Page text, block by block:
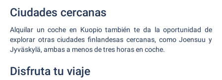
Ciudades cercanas
Alquilar un coche en Kuopio también te da la oportunidad de
explorar otras ciudades finlandesas cercanas, como Joensuu y
Jyväskylä, ambas a menos de tres horas en coche.
Disfruta tu viaje